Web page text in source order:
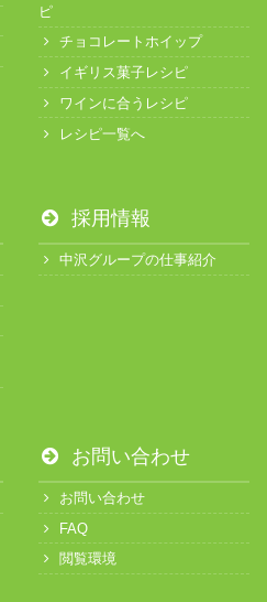
ピ
チョコレートホイップ
イギリス菓子レシピ
ワインに合うレシピ
レシピ一覧へ
採用情報
中沢グループの仕事紹介
お問い合わせ
お問い合わせ
FAQ
閲覧環境